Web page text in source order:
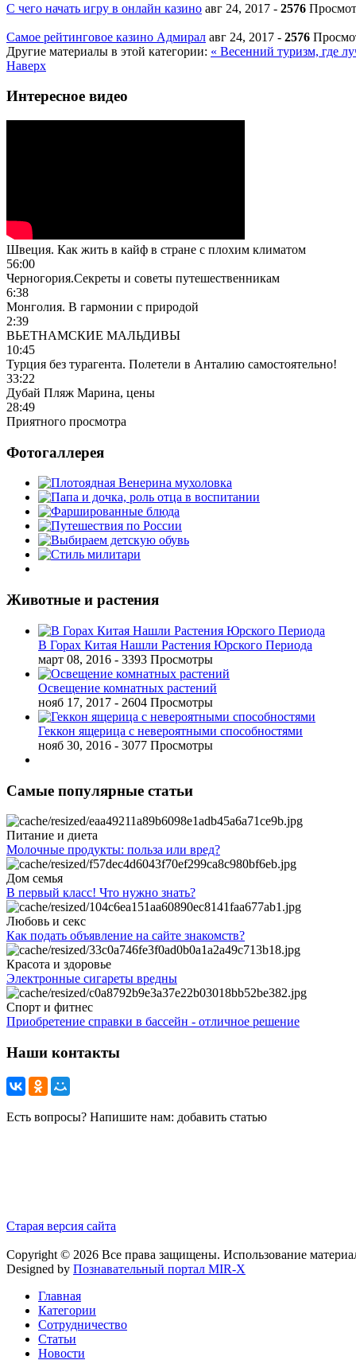
С чего начать игру в онлайн казино авг 24, 2017 - 2576
Самое рейтинговое казино Адмирал авг 24, 2017 - 2576
Другие материалы в этой категории: « Весенний туризм, где
Наверх
Интересное видео
Швеция. Как жить в кайф в стране с плохим климатом
56:00
Черногория.Секреты и советы путешественникам
6:38
Монголия. В гармонии с природой
2:39
ВЬЕТНАМСКИЕ МАЛЬДИВЫ
10:45
Турция без турагента. Полетели в Анталию самостоятельно!
33:22
Дубай Пляж Марина, цены
28:49
Приятного просмотра
Фотогаллерея
Животные и растения
В Горах Китая Нашли Растения Юрского Периода
март 08, 2016 - 3393 Просмотры
Освещение комнатных растений
нояб 17, 2017 - 2604 Просмотры
Геккон ящерица с невероятными способностями
нояб 30, 2016 - 3077 Просмотры
Самые популярные статьи
Питание и диета
Молочные продукты: польза или вред?
Дом семья
В первый класс! Что нужно знать?
Любовь и секс
Как подать объявление на сайте знакомств?
Красота и здоровье
Электронные сигареты вредны
Спорт и фитнес
Приобретение справки в бассейн - отличное решение
Наши контакты
Есть вопросы? Напишите нам: добавить статью
Старая версия сайта
Copyright © 2026 Все права защищены. Использование
Designed by Познавательный портал MIR-X
Главная
Категории
Сотрудничество
Статьи
Новости